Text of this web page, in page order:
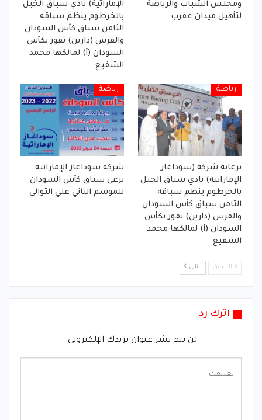
ومجلس الشباب والرياضة
لتأهيل ميدان عقرب
الإماراتية) نادي سباق الخيل
بالخرطوم ينظم سباقه
الثامن سباق كأس السودان
والفرس (دارين) تفوز بكأس
السودان (أ) لمالكها محمد
الشفيع
رياضة
برعاية شركة (سوداغاز
الإماراتية) نادي سباق الخيل
بالخرطوم ينظم سباقه
الثامن سباق كأس السودان
والفرس (دارين) تفوز بكأس
السودان (أ) لمالكها محمد
الشفيع
رياضة
شركة سوداغاز الإماراتية
ترعى سباق كأس السودان
للموسم الثاني علي التوالي
السابق التالي
اترك رد
لن يتم نشر عنوان بريدك الإلكتروني.